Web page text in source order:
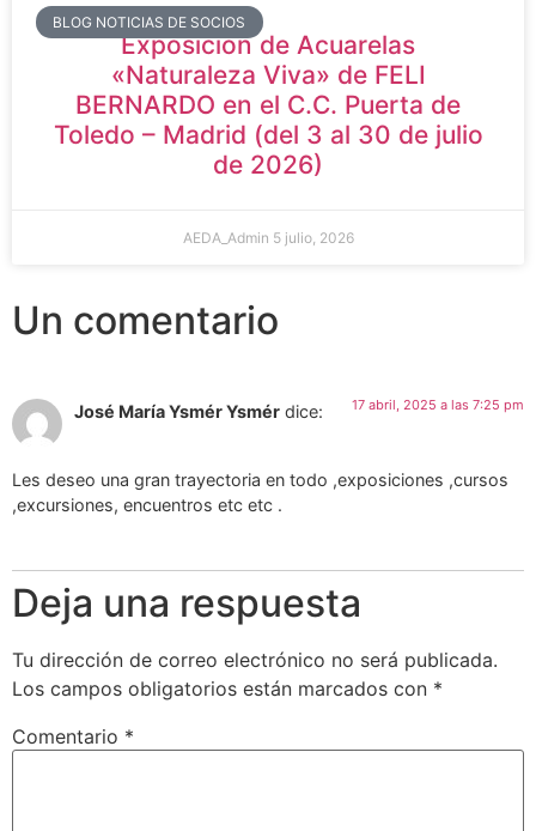
BLOG NOTICIAS DE SOCIOS
Exposición de Acuarelas
«Naturaleza Viva» de FELI
BERNARDO en el C.C. Puerta de
Toledo – Madrid (del 3 al 30 de julio
de 2026)
AEDA_Admin 5 julio, 2026
Un comentario
José María Ysmér Ysmér dice: 17 abril, 2025 a las 7:25 pm
Les deseo una gran trayectoria en todo ,exposiciones ,cursos
,excursiones, encuentros etc etc .
Deja una respuesta
Tu dirección de correo electrónico no será publicada.
Los campos obligatorios están marcados con *
Comentario *